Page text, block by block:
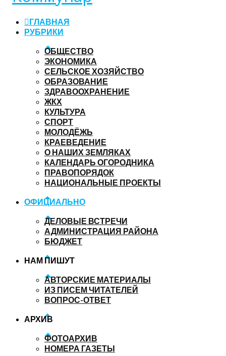
ГЛАВНАЯ
РУБРИКИ
ОБЩЕСТВО
ЭКОНОМИКА
СЕЛЬСКОЕ ХОЗЯЙСТВО
ОБРАЗОВАНИЕ
ЗДРАВООХРАНЕНИЕ
ЖКХ
КУЛЬТУРА
СПОРТ
МОЛОДЁЖЬ
КРАЕВЕДЕНИЕ
О НАШИХ ЗЕМЛЯКАХ
КАЛЕНДАРЬ ОГОРОДНИКА
ПРАВОПОРЯДОК
НАЦИОНАЛЬНЫЕ ПРОЕКТЫ
ОФИЦИАЛЬНО
ДЕЛОВЫЕ ВСТРЕЧИ
АДМИНИСТРАЦИЯ РАЙОНА
БЮДЖЕТ
НАМ ПИШУТ
АВТОРСКИЕ МАТЕРИАЛЫ
ИЗ ПИСЕМ ЧИТАТЕЛЕЙ
ВОПРОС-ОТВЕТ
АРХИВ
ФОТОАРХИВ
НОМЕРА ГАЗЕТЫ